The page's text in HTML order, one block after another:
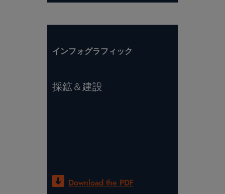
インフォグラフィック
採鉱＆建設
Download the PDF